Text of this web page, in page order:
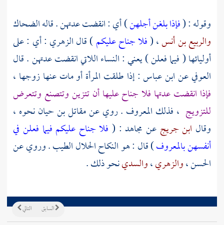
وقوله : (فإذا بلغن أجلهن) أي : انقضت عدتهن . قالهالضحاك
والربيع بن أنس، (فلا جناح عليكم) قالالزهري : أي : على
أوليائها ( فيما فعلن ) يعني : النساء اللاتي انقضت عدتهن . قال
العوفيعنابن عباس: إذا طلقت المرأة أو مات عنها زوجها ،
فإذا انقضت عدتها فلا جناح عليها أن تتزين وتتصنع وتتعرض
للتزويج ، فذلك المعروف . روي عنمقاتل بن حياننحوه ،
وقال ابن جريجعن مجاهد : ( فلا جناح عليكم فيما فعلن في
أنفسهن بالمعروف) قال : هو النكاح الحلال الطيب . وروي عن
الحسن،والزهري،والسدينحو ذلك .
التالي السابق